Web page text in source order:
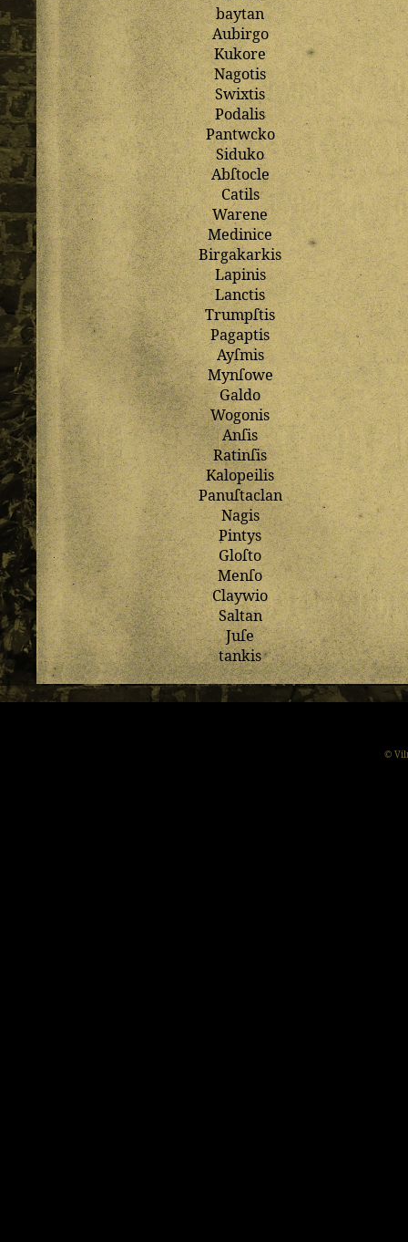
baytan
Aubirgo
Kukore
Nagotis
Swixtis
Podalis
Pantwcko
Siduko
Abſtocle
Catils
Warene
Medinice
Birgakarkis
Lapinis
Lanctis
Trumpſtis
Pagaptis
Ayſmis
Mynſowe
Galdo
Wogonis
Anſis
Ratinſis
Kalopeilis
Panuſtaclan
Nagis
Pintys
Gloſto
Menſo
Claywio
Saltan
Juſe
tankis
©